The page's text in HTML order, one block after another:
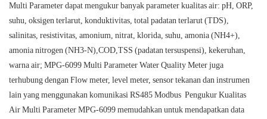
Multi Parameter dapat mengukur banyak parameter kualitas air: pH, ORP,
suhu, oksigen terlarut, konduktivitas, total padatan terlarut (TDS),
salinitas, resistivitas, amonium, nitrat, klorida, suhu, amonia (NH4+),
amonia nitrogen (NH3-N),COD,TSS (padatan tersuspensi), kekeruhan,
warna air; MPG-6099 Multi Parameter Water Quality Meter juga
terhubung dengan Flow meter, level meter, sensor tekanan dan instrumen
lain yang menggunakan komunikasi RS485 Modbus Pengukur Kualitas
Air Multi Parameter MPG-6099 memudahkan untuk mendapatkan data